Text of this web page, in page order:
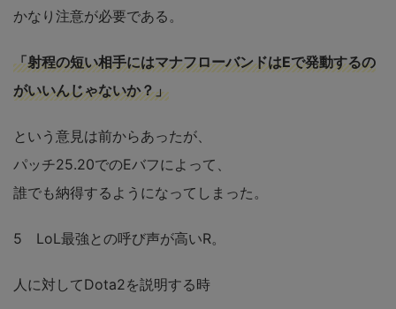
かなり注意が必要である。
「射程の短い相手にはマナフローバンドはEで発動するの
がいいんじゃないか？」
という意見は前からあったが、
パッチ25.20でのEバフによって、
誰でも納得するようになってしまった。
5 LoL最強との呼び声が高いR。
人に対してDota2を説明する時